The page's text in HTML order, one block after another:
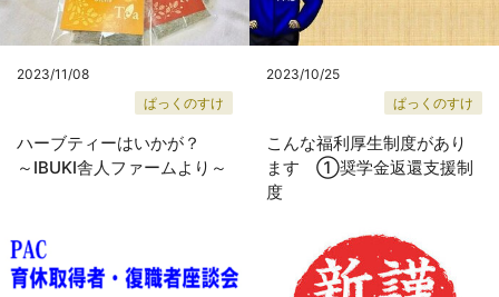
2023/11/08
ぱっくのすけ
ハーブティーはいかが？
～IBUKI舎人ファームより～
2023/10/25
ぱっくのすけ
こんな福利厚生制度があり
ます ①奨学金返還支援制
度